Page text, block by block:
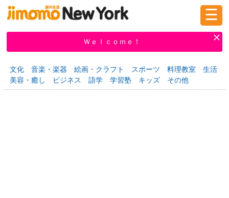
掲示板 タウン情報 教えて！
☰
Ｗｅｌｃｏｍｅ！
文化 音楽・楽器 絵画・クラフト スポーツ 料理教室
生活
美容・癒し
ビジネス 語学 学習塾 キッズ その他